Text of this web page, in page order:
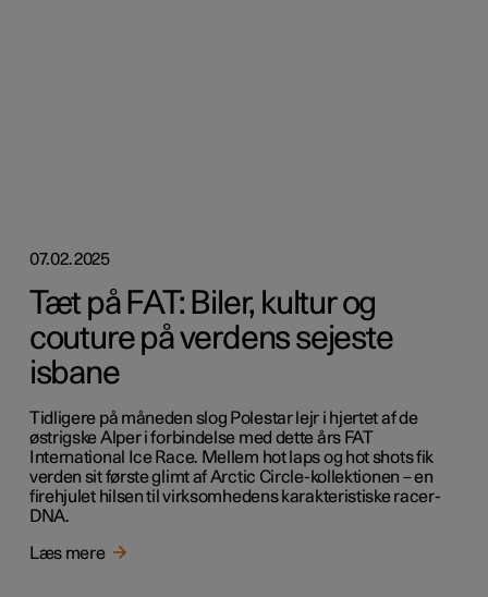
07.02.2025
Tæt på FAT: Biler, kultur og
couture på verdens sejeste
isbane
Tidligere på måneden slog Polestar lejr i hjertet af de
østrigske Alper i forbindelse med dette års FAT
International Ice Race. Mellem hot laps og hot shots fik
verden sit første glimt af Arctic Circle-kollektionen – en
firehjulet hilsen til virksomhedens karakteristiske racer-
DNA.
Læs mere